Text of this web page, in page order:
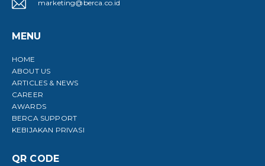
marketing@berca.co.id
MENU
HOME
ABOUT US
ARTICLES & NEWS
CAREER
AWARDS
BERCA SUPPORT
KEBIJAKAN PRIVASI
QR CODE